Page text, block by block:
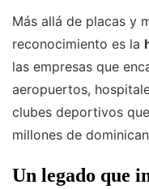
Más allá de placas y
reconocimiento es la
las empresas que
aeropuertos,
clubes deportivos
millones de
Un legado que